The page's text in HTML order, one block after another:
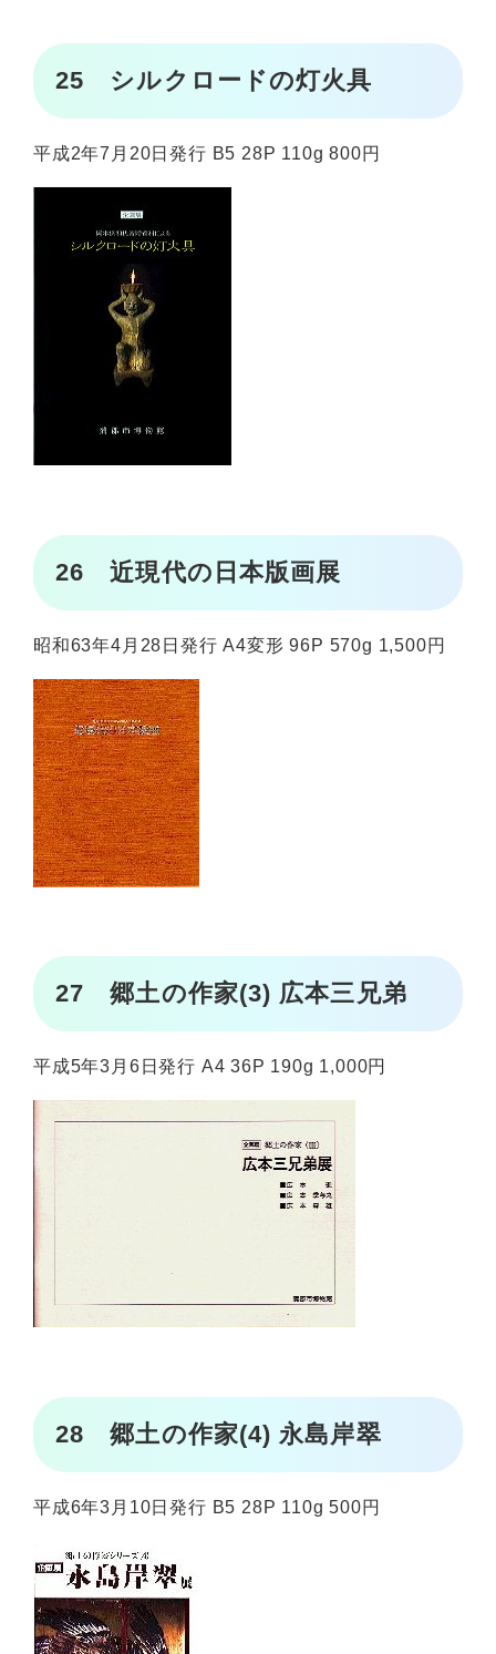
25 シルクロードの灯火具
平成2年7月20日発行 B5 28P 110g 800円
26 近現代の日本版画展
昭和63年4月28日発行 A4変形 96P 570g 1,500円
27 郷土の作家(3) 広本三兄弟
平成5年3月6日発行 A4 36P 190g 1,000円
28 郷土の作家(4) 永島岸翠
平成6年3月10日発行 B5 28P 110g 500円